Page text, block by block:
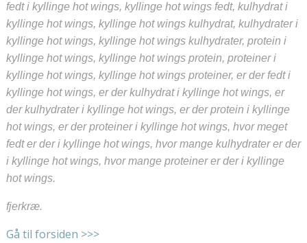
fedt i kyllinge hot wings, kyllinge hot wings fedt, kulhydrat i
kyllinge hot wings, kyllinge hot wings kulhydrat, kulhydrater i
kyllinge hot wings, kyllinge hot wings kulhydrater, protein i
kyllinge hot wings, kyllinge hot wings protein, proteiner i
kyllinge hot wings, kyllinge hot wings proteiner, er der fedt i
kyllinge hot wings, er der kulhydrat i kyllinge hot wings, er
der kulhydrater i kyllinge hot wings, er der protein i kyllinge
hot wings, er der proteiner i kyllinge hot wings, hvor meget
fedt er der i kyllinge hot wings, hvor mange kulhydrater er der
i kyllinge hot wings, hvor mange proteiner er der i kyllinge
hot wings.
fjerkræ.
Gå til forsiden >>>